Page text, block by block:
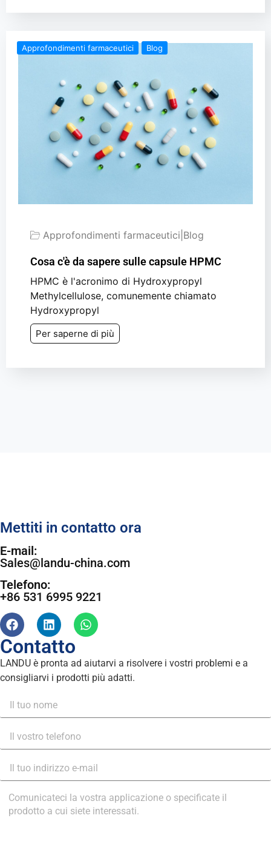
Approfondimenti farmaceutici Blog
Approfondimenti farmaceutici Blog
Cosa c'è da sapere sulle capsule HPMC
HPMC è l'acronimo di Hydroxypropyl
Methylcellulose, comunemente chiamato
Hydroxypropyl
Per saperne di più
Mettiti in contatto ora
E-mail:
Sales@landu-china.com
Telefono:
+86 531 6995 9221
Contatto
LANDU è pronta ad aiutarvi a risolvere i vostri problemi e a
consigliarvi i prodotti più adatti.